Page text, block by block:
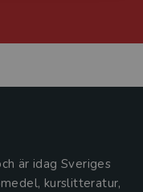
är idag Sveriges
kurslitteratur,